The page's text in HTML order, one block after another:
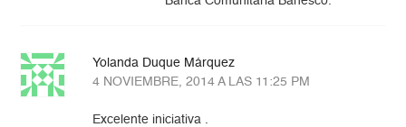
Yolanda Duque Márquez
4 NOVIEMBRE, 2014 A LAS 11:25 PM
Excelente iniciativa .